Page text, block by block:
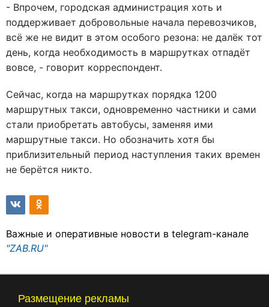
- Впрочем, городская администрация хоть и
поддерживает добровольные начала перевозчиков,
всё же не видит в этом особого резона: не далёк тот
день, когда необходимость в маршрутках отпадёт
вовсе, - говорит корреспондент.
Сейчас, когда на маршрутках порядка 1200
маршрутных такси, одновременно частники и сами
стали приобретать автобусы, заменяя ими
маршрутные такси. Но обозначить хотя бы
приблизительный период наступления таких времен
не берётся никто.
Важные и оперативные новости в telegram-канале
"ZAB.RU"
Размещение рекламы